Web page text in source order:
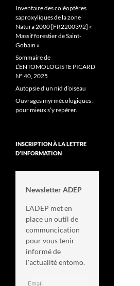
Inventaire des coléoptères
saproxyliques de la zone
Natura 2000 [FR2200392] «
Massif forestier de Saint-
Gobain »
Sommaire de
L’ENTOMOLOGISTE PICARD
N° 40, 2025
Autopsie d’un nid d’oiseau
Ouvrages myrmécologiques :
pour mieux s’y repérer.
INSCRIPTION À LA LETTRE
D’INFORMATION
Newsletter ADEP
L'ADEP met en
place un outil de
communcication
pour vous tenir
informé de
l'actualité entomo.